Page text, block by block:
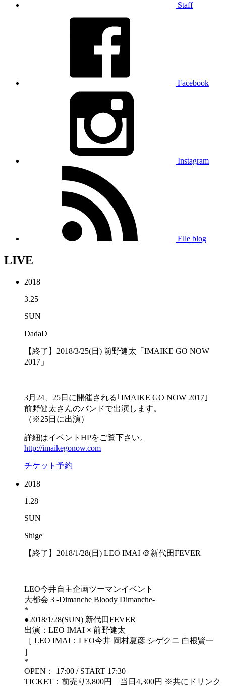
Staff
Facebook
Instagram
Elle blog
LIVE
2018
3.25
SUN
DadaD
【終了】2018/3/25(日) 前野健太「IMAIKE GO NOW
2017」
3月24、25日に開催される｢IMAIKE GO NOW 2017｣
前野健太さんのバンドで出演します。
（※25日に出演）
詳細はイベントHPをご覧下さい。
http://imaikegonow.com
チケット予約
2018
1.28
SUN
Shige
【終了】2018/1/28(日) LEO IMAI ＠新代田FEVER
LEO今井自主企画ツーマンイベント
大都会 3 -Dimanche Bloody Dimanche-
*
●2018/1/28(SUN) 新代田FEVER
出演：LEO IMAI × 前野健太
［ LEO IMAI：LEO今井 岡村夏彦 シゲクニ 白根賢一
］
*
OPEN： 17:00 / START 17:30
TICKET：前売り3,800円 当日4,300円 ※共にドリンク